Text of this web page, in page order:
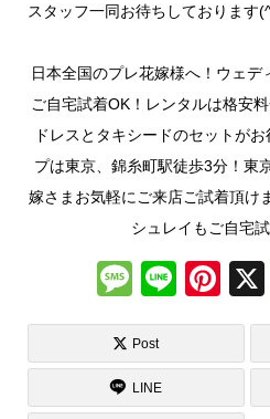
スタッフ一同お待ちしております
日本全国のプレ花嫁様へ！ウェデ
ご自宅試着OK！レンタルは格安
ドレスとタキシードのセットが
プは東京、錦糸町駅徒歩3分！東
嫁さまお気軽にご来店ご試着頂け
シュレイもご自宅試
M
e
ss
a
Li
n
Pi
nt
Post
LINE